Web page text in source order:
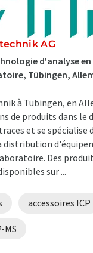
AG
d'analyse
Tübingen,
à Tübingen, en
de produits dans le
et se spécialise
distribution
Des
sur ...
accessoires ICP
MS